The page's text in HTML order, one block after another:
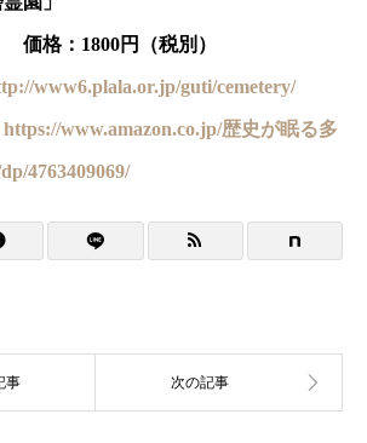
格：1800円（税別）
www6.plala.or.jp/guti/cemetery/
https://www.amazon.co.jp/歴史が眠る多
4763409069/